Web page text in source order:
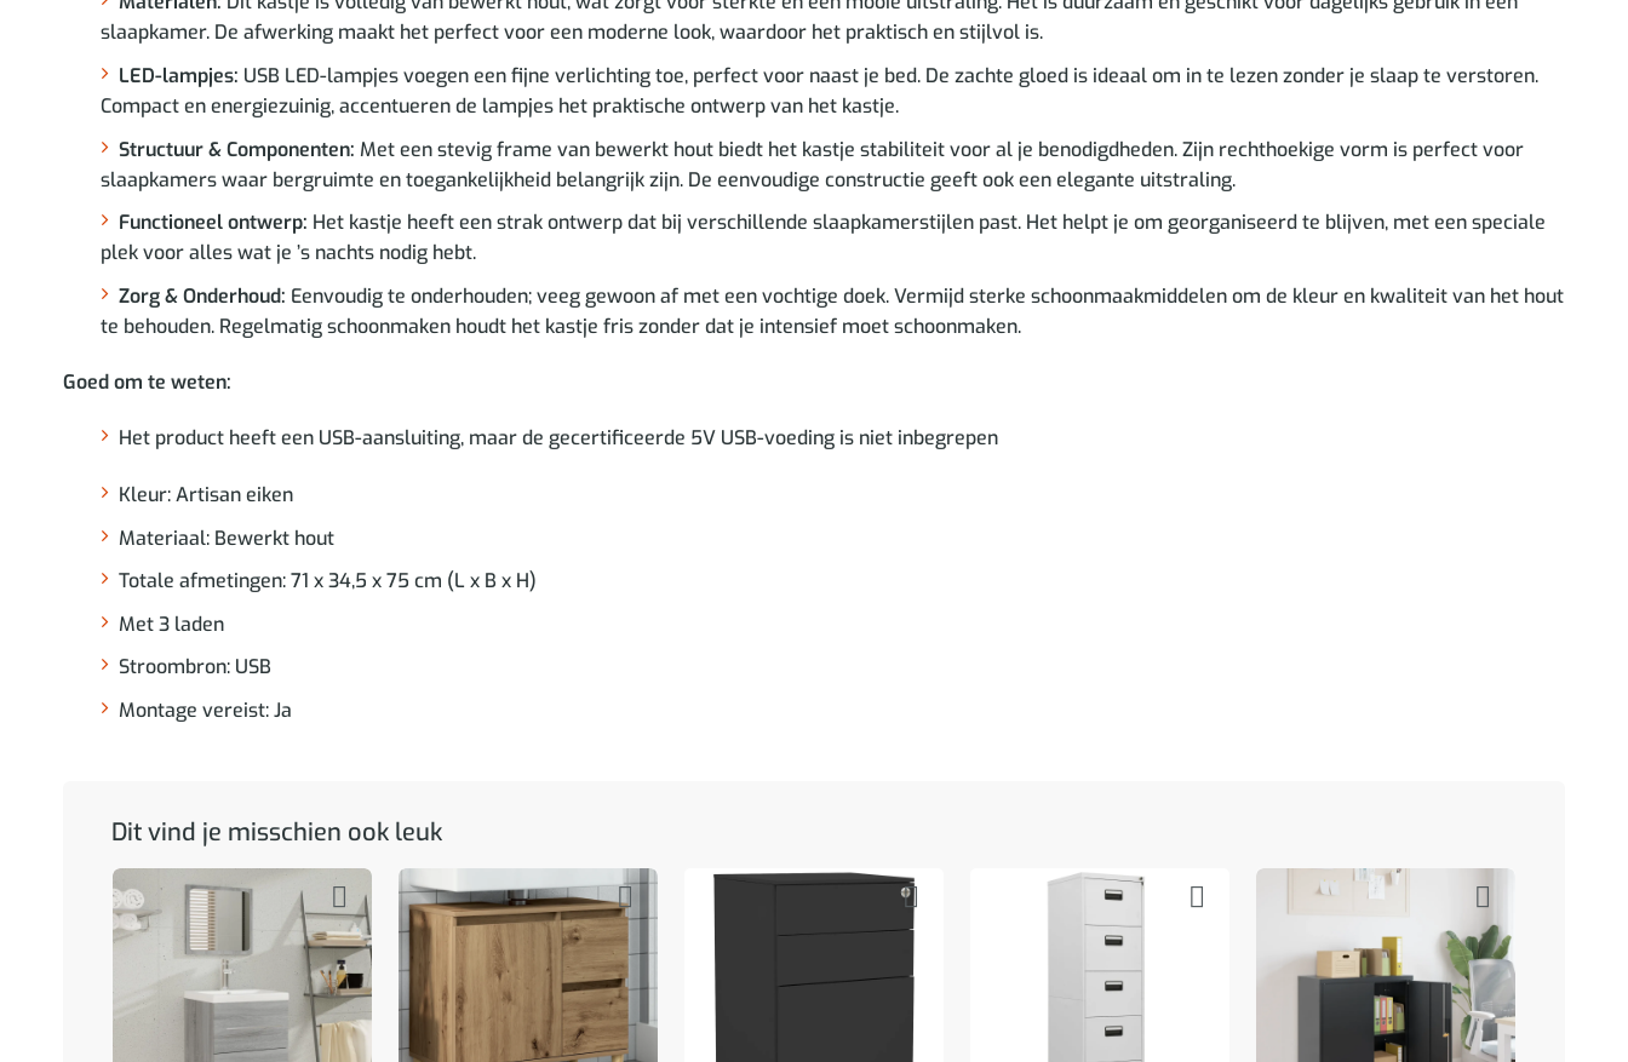
slaapkamer. De afwerking maakt het perfect voor een moderne look, waardoor het praktisch en stijlvol is.
LED-lampjes: USB LED-lampjes voegen een fijne verlichting toe, perfect voor naast je bed. De zachte gloed is ideaal om in te lezen zonder je slaap te verstoren.
Compact en energiezuinig, accentueren de lampjes het praktische ontwerp van het kastje.
Structuur & Componenten: Met een stevig frame van bewerkt hout biedt het kastje stabiliteit voor al je benodigdheden. Zijn rechthoekige vorm is perfect voor
slaapkamers waar bergruimte en toegankelijkheid belangrijk zijn. De eenvoudige constructie geeft ook een elegante uitstraling.
Functioneel ontwerp: Het kastje heeft een strak ontwerp dat bij verschillende slaapkamerstijlen past. Het helpt je om georganiseerd te blijven, met een speciale
plek voor alles wat je ’s nachts nodig hebt.
Zorg & Onderhoud: Eenvoudig te onderhouden; veeg gewoon af met een vochtige doek. Vermijd sterke schoonmaakmiddelen om de kleur en kwaliteit van het hout
te behouden. Regelmatig schoonmaken houdt het kastje fris zonder dat je intensief moet schoonmaken.
Goed om te weten:
Het product heeft een USB-aansluiting, maar de gecertificeerde 5V USB-voeding is niet inbegrepen
Kleur: Artisan eiken
Materiaal: Bewerkt hout
Totale afmetingen: 71 x 34,5 x 75 cm (L x B x H)
Met 3 laden
Stroombron: USB
Montage vereist: Ja
Dit vind je misschien ook leuk